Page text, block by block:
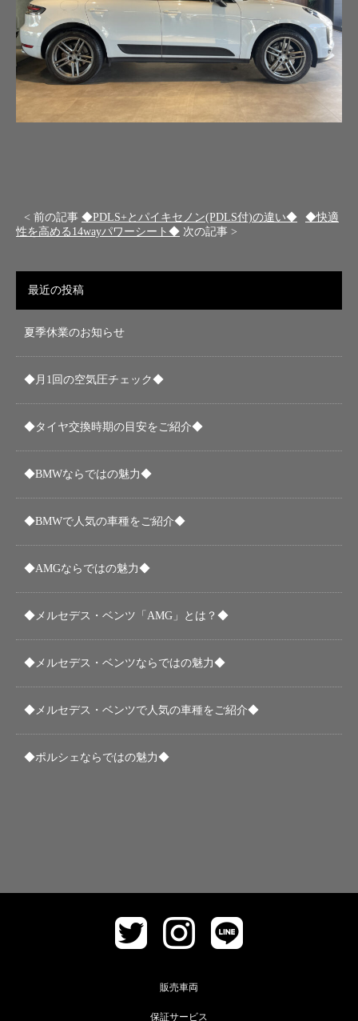
< 前の記事 ◆PDLS+とパイキセノン(PDLS付)の違い◆
◆快適
性を高める14wayパワーシート◆ 次の記事 >
最近の投稿
夏季休業のお知らせ
◆月1回の空気圧チェック◆
◆タイヤ交換時期の目安をご紹介◆
◆BMWならではの魅力◆
◆BMWで人気の車種をご紹介◆
◆AMGならではの魅力◆
◆メルセデス・ベンツ「AMG」とは？◆
◆メルセデス・ベンツならではの魅力◆
◆メルセデス・ベンツで人気の車種をご紹介◆
◆ポルシェならではの魅力◆
販売車両
保証サービス